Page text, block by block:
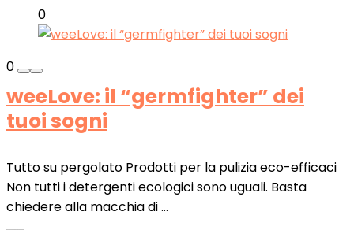
0
0
weeLove: il “germfighter” dei
tuoi sogni
Tutto su pergolato Prodotti per la pulizia eco-efficaci
Non tutti i detergenti ecologici sono uguali. Basta
chiedere alla macchia di ...